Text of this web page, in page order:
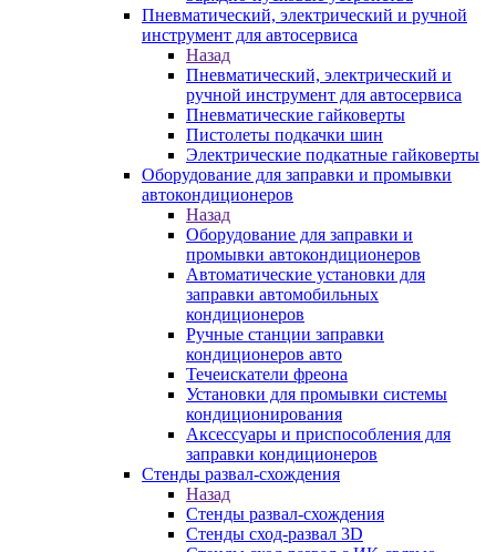
Пневматический, электрический и ручной
инструмент для автосервиса
Назад
Пневматический, электрический и
ручной инструмент для автосервиса
Пневматические гайковерты
Пистолеты подкачки шин
Электрические подкатные гайковерты
Оборудование для заправки и промывки
автокондиционеров
Назад
Оборудование для заправки и
промывки автокондиционеров
Автоматические установки для
заправки автомобильных
кондиционеров
Ручные станции заправки
кондиционеров авто
Течеискатели фреона
Установки для промывки системы
кондиционирования
Аксессуары и приспособления для
заправки кондиционеров
Стенды развал-схождения
Назад
Стенды развал-схождения
Стенды сход-развал 3D